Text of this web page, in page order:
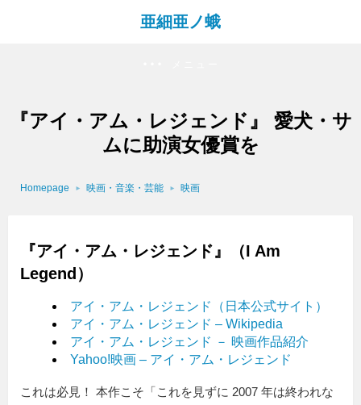
亜細亜ノ蛾
『アイ・アム・レジェンド』 愛犬・サ
ムに助演女優賞を
Homepage 映画・音楽・芸能 映画
『アイ・アム・レジェンド』（I Am
Legend）
アイ・アム・レジェンド（日本公式サイト）
アイ・アム・レジェンド – Wikipedia
アイ・アム・レジェンド － 映画作品紹介
Yahoo!映画 – アイ・アム・レジェンド
これは必見！ 本作こそ「これを見ずに 2007 年は終われな